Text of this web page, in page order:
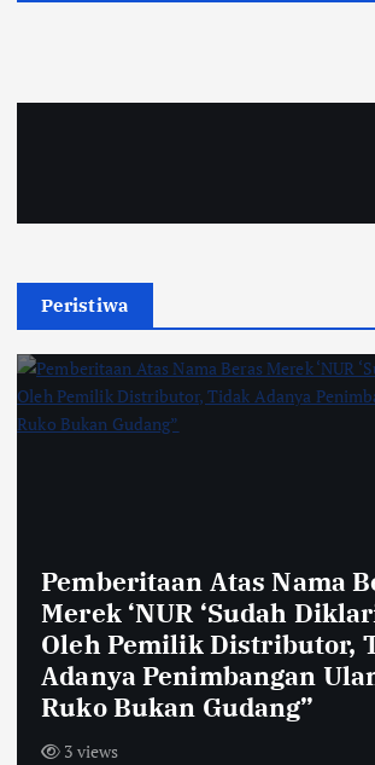
Peristiwa
Pemberitaan Atas Nama
Merek ‘NUR ‘Sudah
Oleh Pemilik Distributor,
Adanya Penimbangan
Ruko Bukan Gudang”
3 views